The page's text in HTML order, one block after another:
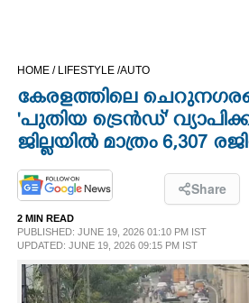
OPINION
PHOTOS
LIFESTYLE
SPIRITUAL
HOME / LIFESTYLE /AUTO
കേരളത്തിലെ
'പുതിയ ട്രെൻഡ്'
ജില്ലയിൽ മാത്രം 6,​307
Share
2 MIN READ
PUBLISHED: JUNE 19, 2026 01:10 PM IST
UPDATED: JUNE 19, 2026 09:15 PM IST